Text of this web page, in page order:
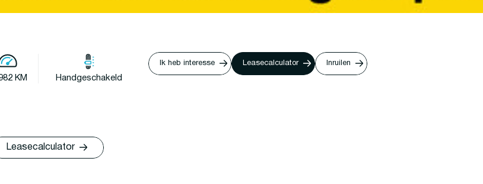
KM Handgeschakeld
Ik heb interesse Leasecalculator Inruilen
Leasecalculator